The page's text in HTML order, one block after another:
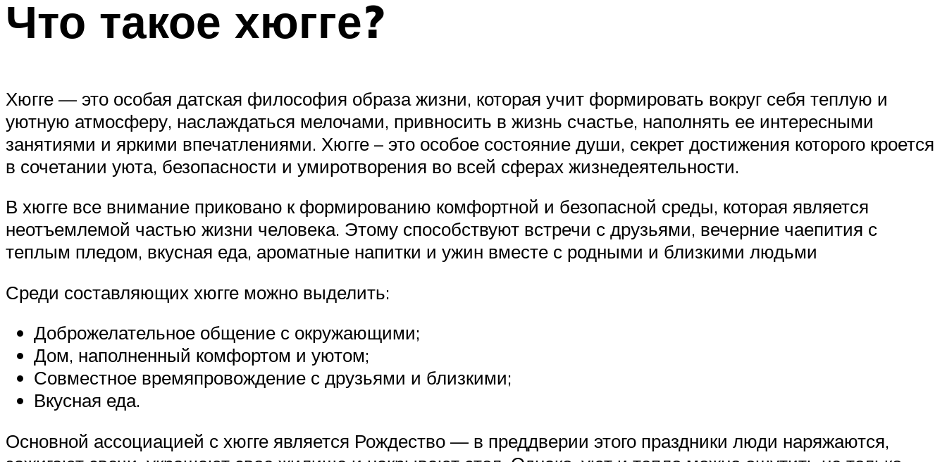
Что такое хюгге?
Хюгге — это особая датская философия образа жизни, которая учит формировать вокруг себя теплую и
уютную атмосферу, наслаждаться мелочами, привносить в жизнь счастье, наполнять ее интересными
занятиями и яркими впечатлениями. Хюгге – это особое состояние души, секрет достижения которого кроется
в сочетании уюта, безопасности и умиротворения во всей сферах жизнедеятельности.
В хюгге все внимание приковано к формированию комфортной и безопасной среды, которая является
неотъемлемой частью жизни человека. Этому способствуют встречи с друзьями, вечерние чаепития с
теплым пледом, вкусная еда, ароматные напитки и ужин вместе с родными и близкими людьми
Среди составляющих хюгге можно выделить:
Доброжелательное общение с окружающими;
Дом, наполненный комфортом и уютом;
Совместное времяпровождение с друзьями и близкими;
Вкусная еда.
Основной ассоциацией с хюгге является Рождество — в преддверии этого праздники люди наряжаются,